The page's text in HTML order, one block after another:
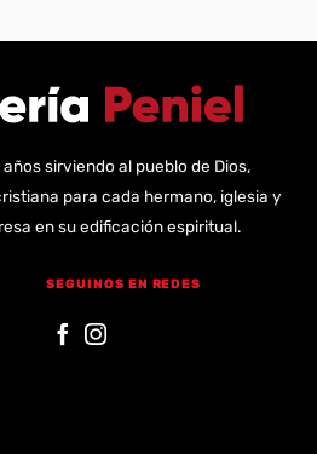
sirviendo al pueblo de Dios,
para cada hermano, iglesia y
en su edificación espiritual.
SEGUINOS EN REDES